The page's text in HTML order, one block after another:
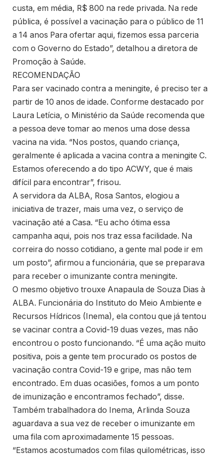
custa, em média, R$ 800 na rede privada. Na rede
pública, é possível a vacinação para o público de 11
a 14 anos Para ofertar aqui, fizemos essa parceria
com o Governo do Estado”, detalhou a diretora de
Promoção à Saúde.
RECOMENDAÇÃO
Para ser vacinado contra a meningite, é preciso ter a
partir de 10 anos de idade. Conforme destacado por
Laura Letícia, o Ministério da Saúde recomenda que
a pessoa deve tomar ao menos uma dose dessa
vacina na vida. “Nos postos, quando criança,
geralmente é aplicada a vacina contra a meningite C.
Estamos oferecendo a do tipo ACWY, que é mais
difícil para encontrar”, frisou.
A servidora da ALBA, Rosa Santos, elogiou a
iniciativa de trazer, mais uma vez, o serviço de
vacinação até a Casa. “Eu acho ótima essa
campanha aqui, pois nos traz essa facilidade. Na
correira do nosso cotidiano, a gente mal pode ir em
um posto”, afirmou a funcionária, que se preparava
para receber o imunizante contra meningite.
O mesmo objetivo trouxe Anapaula de Souza Dias à
ALBA. Funcionária do Instituto do Meio Ambiente e
Recursos Hídricos (Inema), ela contou que já tentou
se vacinar contra a Covid-19 duas vezes, mas não
encontrou o posto funcionando. “É uma ação muito
positiva, pois a gente tem procurado os postos de
vacinação contra Covid-19 e gripe, mas não tem
encontrado. Em duas ocasiões, fomos a um ponto
de imunização e encontramos fechado”, disse.
Também trabalhadora do Inema, Arlinda Souza
aguardava a sua vez de receber o imunizante em
uma fila com aproximadamente 15 pessoas.
“Estamos acostumados com filas quilométricas, isso